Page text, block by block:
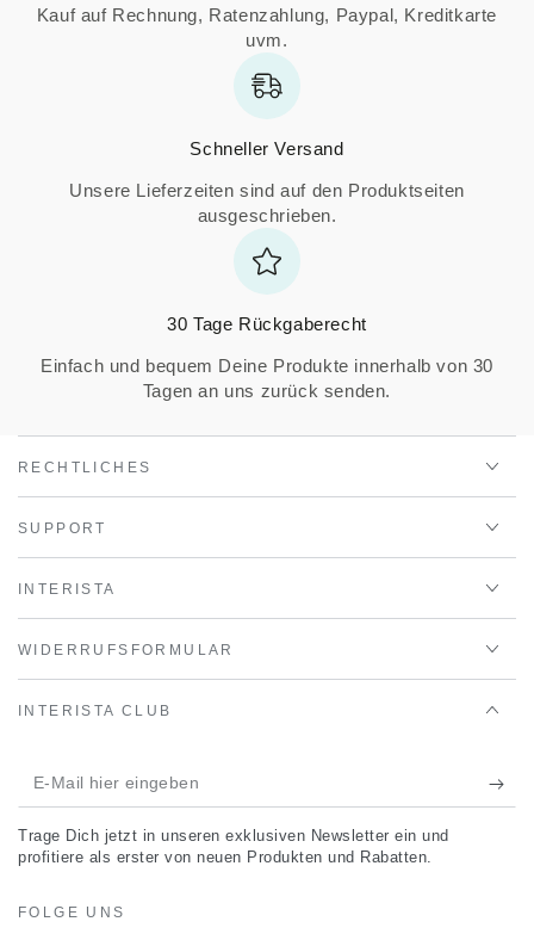
Kauf auf Rechnung, Ratenzahlung, Paypal, Kreditkarte
uvm.
Schneller Versand
Unsere Lieferzeiten sind auf den Produktseiten
ausgeschrieben.
30 Tage Rückgaberecht
Einfach und bequem Deine Produkte innerhalb von 30
Tagen an uns zurück senden.
RECHTLICHES
SUPPORT
INTERISTA
WIDERRUFSFORMULAR
INTERISTA CLUB
E-
Mail
hier
Trage Dich jetzt in unseren exklusiven Newsletter ein und
profitiere als erster von neuen Produkten und Rabatten.
FOLGE UNS